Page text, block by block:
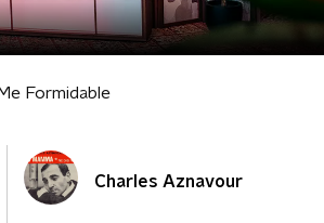
Formidable
Charles Aznavour